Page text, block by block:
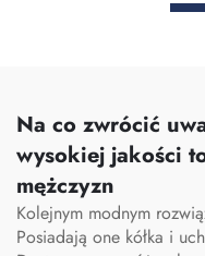
podróżnicze, plecaki
tenisowy, plecak do
koszykówki
Na co zwrócić
wysokiej jakości
mężczyzn
Kolejnym modnym
Posiadają one kółka i